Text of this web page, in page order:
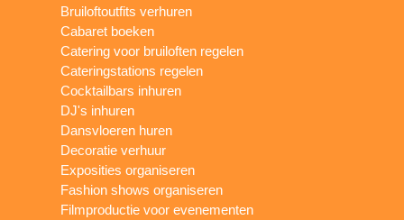
Bruiloftoutfits verhuren
Cabaret boeken
Catering voor bruiloften regelen
Cateringstations regelen
Cocktailbars inhuren
DJ's inhuren
Dansvloeren huren
Decoratie verhuur
Exposities organiseren
Fashion shows organiseren
Filmproductie voor evenementen